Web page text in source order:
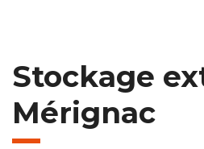
Stockage
Mérignac